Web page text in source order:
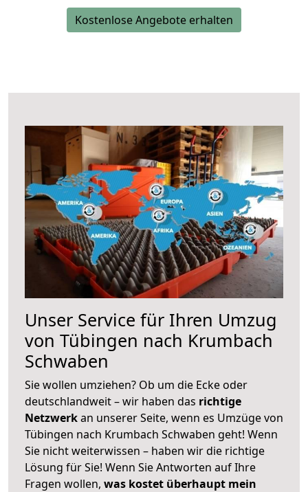
Kostenlose Angebote erhalten
Unser Service für Ihren Umzug
von Tübingen nach Krumbach
Schwaben
Sie wollen umziehen? Ob um die Ecke oder
deutschlandweit – wir haben das richtige
Netzwerkan unserer Seite, wenn es Umzüge von
Tübingen nach Krumbach Schwaben geht! Wenn
Sie nicht weiterwissen – haben wir die richtige
Lösung für Sie! Wenn Sie Antworten auf Ihre
Fragen wollen, was kostet überhaupt mein